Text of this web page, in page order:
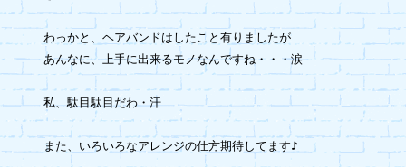
わっかと、ヘアバンドはしたこと有りましたが
あんなに、上手に出来るモノなんですね・・・涙
私、駄目駄目だわ・汗
また、いろいろなアレンジの仕方期待してます♪